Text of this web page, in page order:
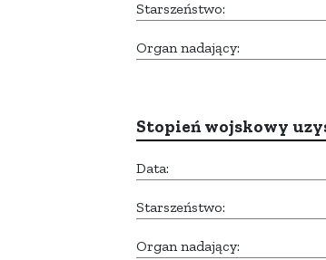
Starszeństwo:
Organ nadający:
Stopień wojskowy
Data:
Starszeństwo:
Organ nadający: